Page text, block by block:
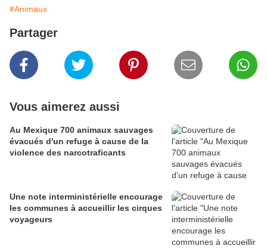
#Animaux
Partager
Vous aimerez aussi
Au Mexique 700 animaux sauvages
évacués d'un refuge à cause de la
violence des narcotraficants
Une note interministérielle encourage
les communes à accueillir les cirques
voyageurs